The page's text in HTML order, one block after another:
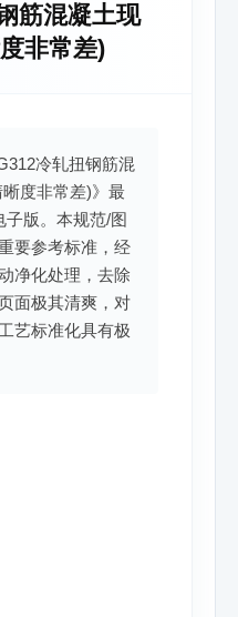
筋混凝土现
非常差)
冷轧扭钢筋混
度非常差)》最
子版。本规范/图
要参考标准，经
净化处理，去除
面极其清爽，对
艺标准化具有极